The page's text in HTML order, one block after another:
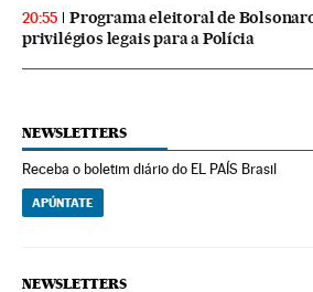
20:55
Programa eleitoral de
privilégios legais para a Polícia
NEWSLETTERS
Receba o boletim diário do EL PAÍS Brasil
APÚNTATE
NEWSLETTERS